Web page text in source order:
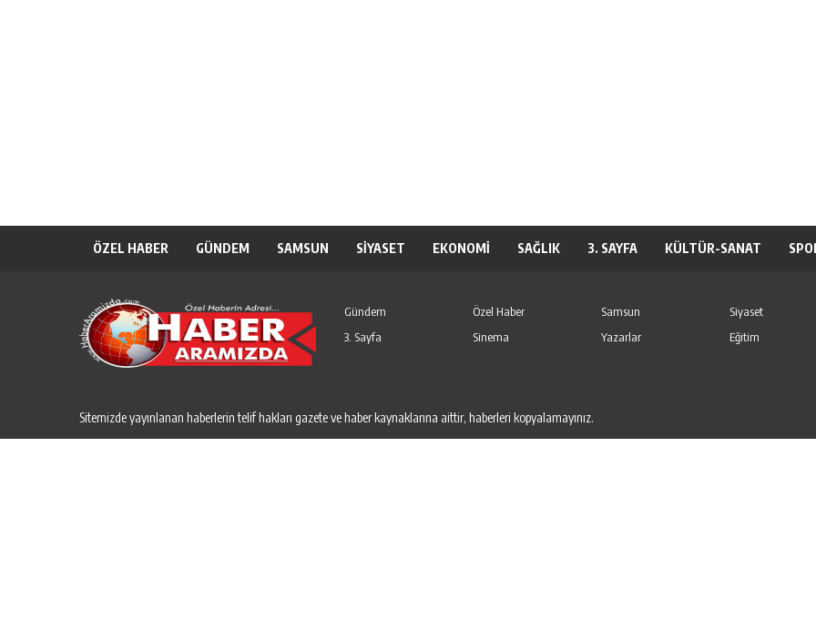
ÖZEL HABER GÜNDEM SAMSUN SİYASET EKONOMİ SAĞLIK 3. SAYFA KÜLTÜR-SANAT
Gündem Özel Haber Samsun Siyaset
3. Sayfa
Sinema Yazarlar Eğitim
Sitemizde yayınlanan haberlerin telif hakları gazete ve haber kaynaklarına aittir, haberleri kopyalamayınız.